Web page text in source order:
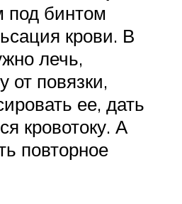
под бинтом
крови. В
лечь,
от повязки,
ее, дать
кровотоку. А
повторное